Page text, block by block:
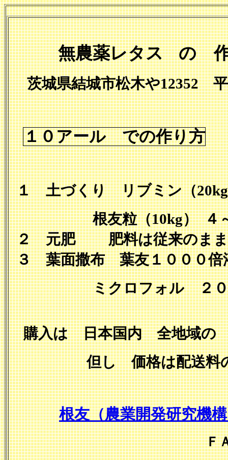
無農薬レタス の
茨城県結城市松木や12352
１０アール での作り方
１ 土づくり リブミン（20kg
根友粒（10kg） ４
２ 元肥 肥料は従来のま
３ 葉面撒布 葉友１０００
ミクロフォル ２０
購入は 日本国内 全地域の
但し 価格は配送料の関
根友（農業開発研究機
Ｆ